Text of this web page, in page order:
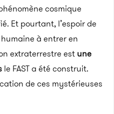
cosmique
Et pourtant, l’espoir de
à entrer en
extraterrestre est une
le FAST a été construit.
de ces mystérieuses